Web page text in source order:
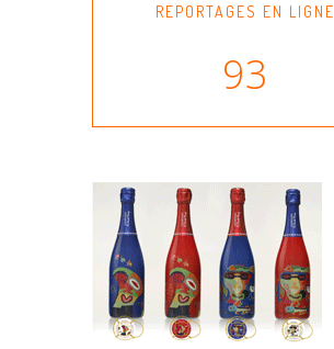
REPORTAGES EN LIGNE
93